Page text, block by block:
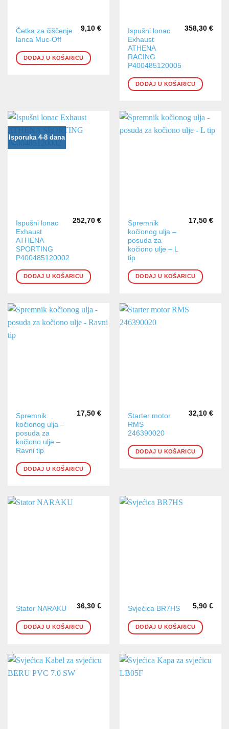
Četka za čiščenje
lanca Muc-Off
9,10 €
DODAJ U KOŠARICU
Ispušni lonac
Exhaust
ATHENA
RACING
P400485120005
358,30 €
DODAJ U KOŠARICU
Isporuka 4-8 dana
Ispušni lonac
Exhaust
ATHENA
SPORTING
P400485120002
252,70 €
DODAJ U KOŠARICU
Spremnik
kočionog ulja –
posuda za
kočiono ulje – L
tip
17,50 €
DODAJ U KOŠARICU
Spremnik
kočionog ulja –
posuda za
kočiono ulje –
Ravni tip
17,50 €
DODAJ U KOŠARICU
Starter motor
RMS
246390020
32,10 €
DODAJ U KOŠARICU
Stator NARAKU 36,30 €
DODAJ U KOŠARICU
Svjećica BR7HS 5,90 €
DODAJ U KOŠARICU